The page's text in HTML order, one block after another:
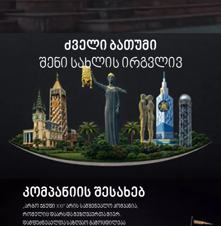
კომპანიის შესახებ
„არგო ჯგუფი XXI“ არის სამშენებლო კომპანია,
ერთად,სათანადო სტანდარტების
დაცვით გპირდებათ დადგენილ ვადებში
კომპანია დაკომპლექტებულია
რომლიც დეტალებზეა ორიენტირებული,
განსაკუთრებულ ყურადღებას უთმოს
დამკვეთს და პირნათლად ასრულებს
დაკისრებულ ვალდებულებებს.